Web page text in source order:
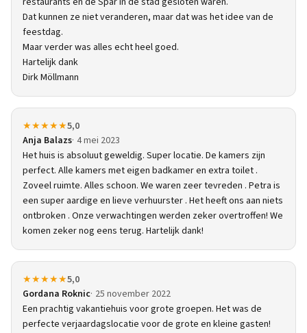
Dat kunnen ze niet veranderen, maar dat was het idee van de
feestdag.
Maar verder was alles echt heel goed.
Hartelijk dank
Dirk Möllmann
★★★★★5,0
Anja Balazs 4 mei 2023
Het huis is absoluut geweldig. Super locatie. De kamers zijn
perfect. Alle kamers met eigen badkamer en extra toilet .
Zoveel ruimte. Alles schoon. We waren zeer tevreden . Petra is
een super aardige en lieve verhuurster . Het heeft ons aan niets
ontbroken . Onze verwachtingen werden zeker overtroffen! We
komen zeker nog eens terug. Hartelijk dank!
★★★★★5,0
Gordana Roknic 25 november 2022
Een prachtig vakantiehuis voor grote groepen. Het was de
perfecte verjaardagslocatie voor de grote en kleine gasten!